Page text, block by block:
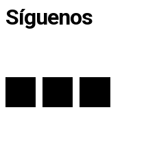
Síguenos